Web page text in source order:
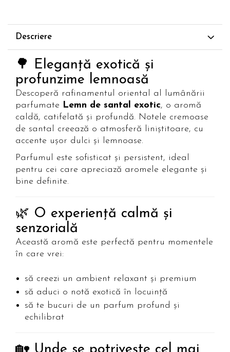
Descriere
🌳 Eleganță exotică și
profunzime lemnoasă
Descoperă rafinamentul oriental al lumânării
parfumate Lemn de santal exotic, o aromă
caldă, catifelată și profundă. Notele cremoase
de santal creează o atmosferă liniștitoare, cu
accente ușor dulci și lemnoase.
Parfumul este sofisticat și persistent, ideal
pentru cei care apreciază aromele elegante și
bine definite.
🌿 O experiență calmă și
senzorială
Această aromă este perfectă pentru momentele
în care vrei:
să creezi un ambient relaxant și premium
să aduci o notă exotică în locuință
să te bucuri de un parfum profund și
echilibrat